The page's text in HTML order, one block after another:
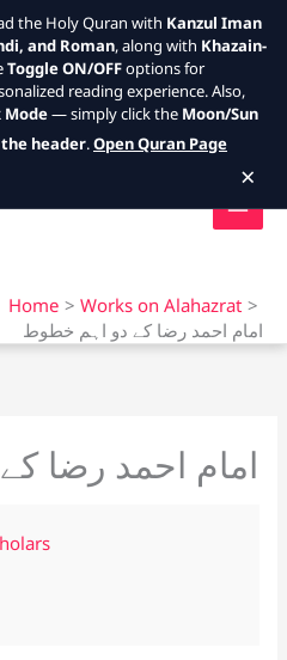
Home
Works on Alahazrat
امام احمد رضا کے دو اہم خطوط
امام احمد رضا
the Holy Quran with Kanzul Iman
and Roman, along with Khazain-
Toggle ON/OFFoptions for
reading experience. Also,
— simply click the Moon/Sun
header.Open Quran Page
×